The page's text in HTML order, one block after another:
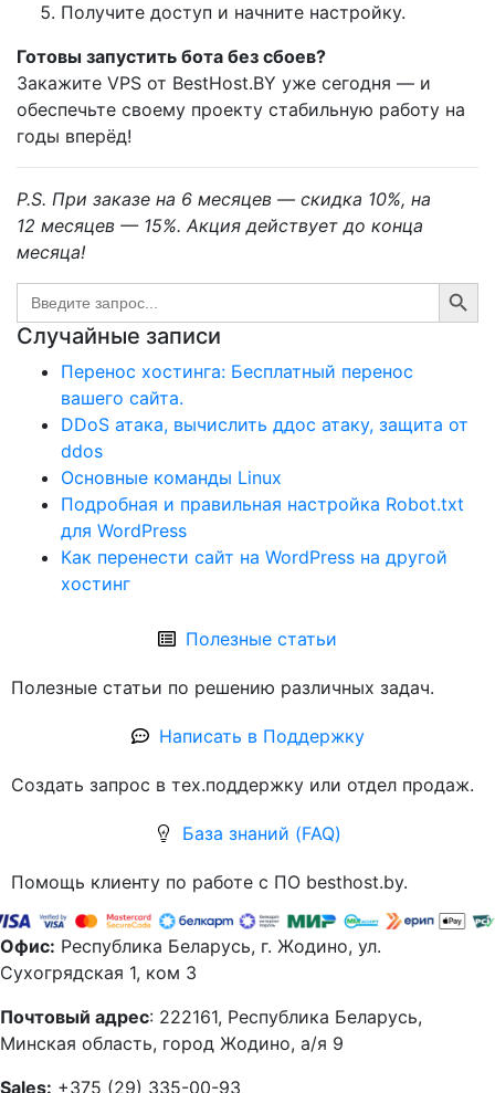
Получите доступ и начните настройку.
Готовы запустить бота без сбоев?
Закажите VPS от BestHost.BY уже сегодня — и
обеспечьте своему проекту стабильную работу на
годы вперёд!
P.S. При заказе на 6 месяцев — скидка 10%, на
12 месяцев — 15%. Акция действует до конца
месяца!
Search
for:
Search Button
Случайные записи
Перенос хостинга: Бесплатный перенос
вашего сайта.
DDoS атака, вычислить ддос атаку, защита от
ddos
Основные команды Linux
Подробная и правильная настройка Robot.txt
для WordPress
Как перенести сайт на WordPress на другой
хостинг
Полезные статьи
Полезные статьи по решению различных задач.
Написать в Поддержку
Создать запрос в тех.поддержку или отдел продаж.
База знаний (FAQ)
Помощь клиенту по работе с ПО besthost.by.
Офис: Республика Беларусь, г. Жодино, ул.
Сухогрядская 1, ком 3
Почтовый адрес: 222161, Республика Беларусь,
Минская область, город Жодино, а/я 9
Sales: +375 (29) 335-00-93